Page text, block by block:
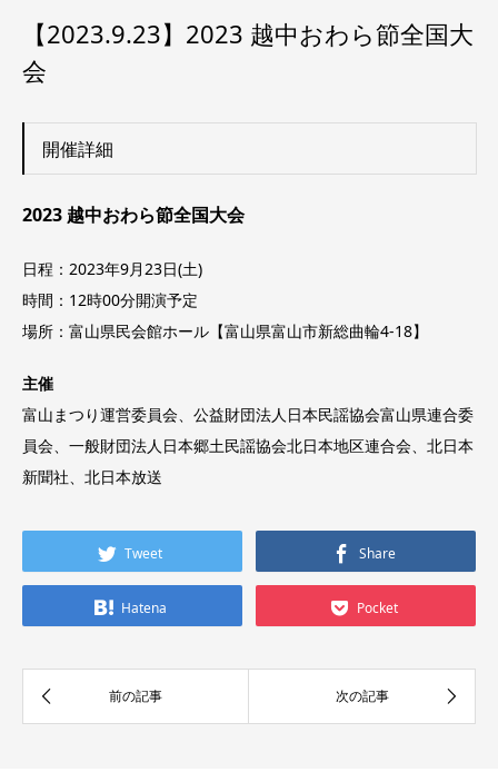
【2023.9.23】2023 越中おわら節全国大
会
開催詳細
2023 越中おわら節全国大会
日程：2023年9月23日(土)
時間：12時00分開演予定
場所：富山県民会館ホール【富山県富山市新総曲輪4-18】
主催
富山まつり運営委員会、公益財団法人日本民謡協会富山県連合委
員会、一般財団法人日本郷土民謡協会北日本地区連合会、北日本
新聞社、北日本放送
Tweet Share
Hatena Pocket